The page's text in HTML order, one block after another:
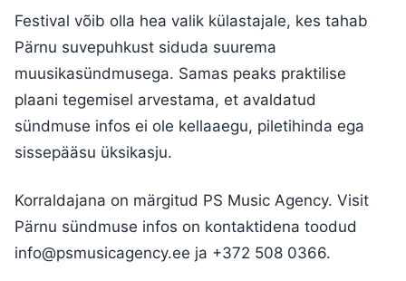
Festival võib olla hea valik külastajale, kes tahab
Pärnu suvepuhkust siduda suurema
muusikasündmusega. Samas peaks praktilise
plaani tegemisel arvestama, et avaldatud
sündmuse infos ei ole kellaaegu, piletihinda ega
sissepääsu üksikasju.
Korraldajana on märgitud PS Music Agency. Visit
Pärnu sündmuse infos on kontaktidena toodud
info@psmusicagency.ee ja +372 508 0366.